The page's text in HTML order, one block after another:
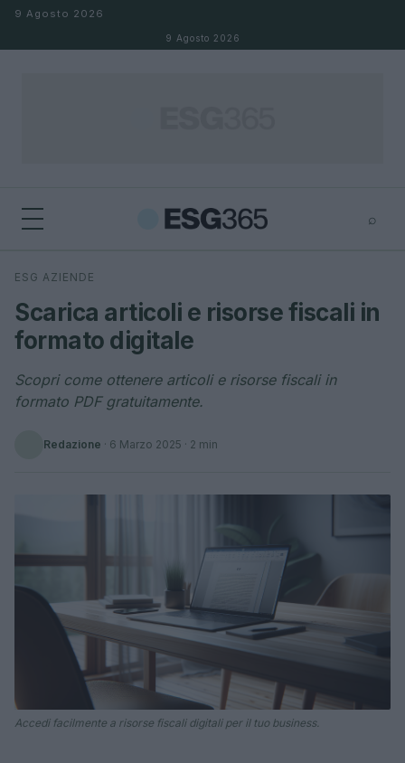
Salta al contenuto
9 Agosto 2026
9 Agosto 2026
⌕
Cerca
ESG AZIENDE
Scarica articoli e risorse fiscali in
formato digitale
Scopri come ottenere articoli e risorse fiscali in
formato PDF gratuitamente.
Redazione · 6 Marzo 2025 · 2 min
Accedi facilmente a risorse fiscali digitali per il tuo business.